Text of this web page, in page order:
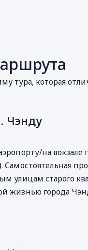
тура, которая
Чэнду
на
Самостоятельная
улицам старого
жизнью города